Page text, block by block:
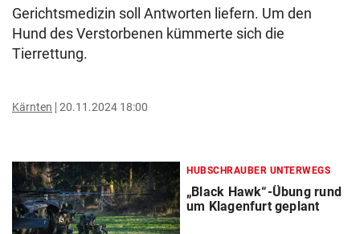
Gerichtsmedizin soll Antworten liefern. Um den
Hund des Verstorbenen kümmerte sich die
Tierrettung.
Kärnten 20.11.2024 18:00
HUBSCHRAUBER UNTERWEGS
„Black Hawk“-Übung rund
um Klagenfurt geplant